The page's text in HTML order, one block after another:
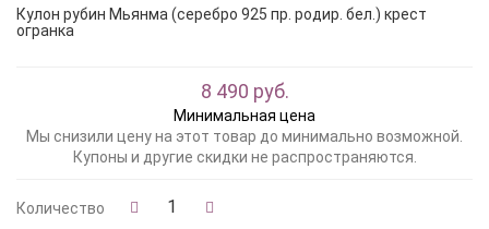
Кулон рубин Мьянма (серебро 925 пр. родир. бел.) крест
огранка
8 490 руб.
Минимальная цена
Мы снизили цену на этот товар до минимально возможной.
Купоны и другие скидки не распространяются.
Количество